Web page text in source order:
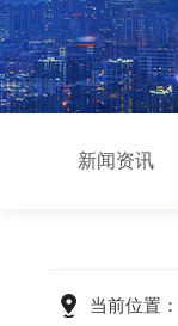
新闻资讯
当前位置：